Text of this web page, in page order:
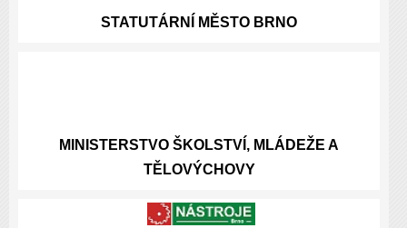
STATUTÁRNÍ MĚSTO BRNO
MINISTERSTVO ŠKOLSTVÍ, MLÁDEŽE A
TĚLOVÝCHOVY